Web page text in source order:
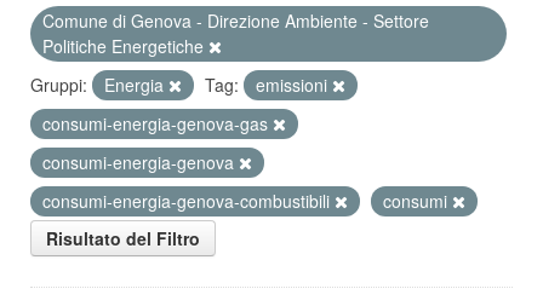
Comune di Genova - Direzione Ambiente - Settore
Politiche Energetiche
Gruppi:
Energia Tag:
emissioni
consumi-energia-genova-gas
consumi-energia-genova
consumi-energia-genova-combustibili
consumi
Risultato del Filtro